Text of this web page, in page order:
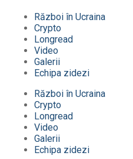
Război în Ucraina
Crypto
Longread
Video
Galerii
Echipa zidezi
Război în Ucraina
Crypto
Longread
Video
Galerii
Echipa zidezi